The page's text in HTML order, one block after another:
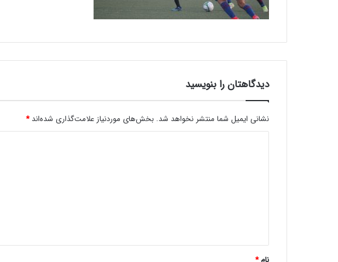
دیدگاهتان را بنویسید
نشانی ایمیل شما منتشر نخواهد شد. بخش‌های موردنیاز علامت‌گذاری شده‌اند*